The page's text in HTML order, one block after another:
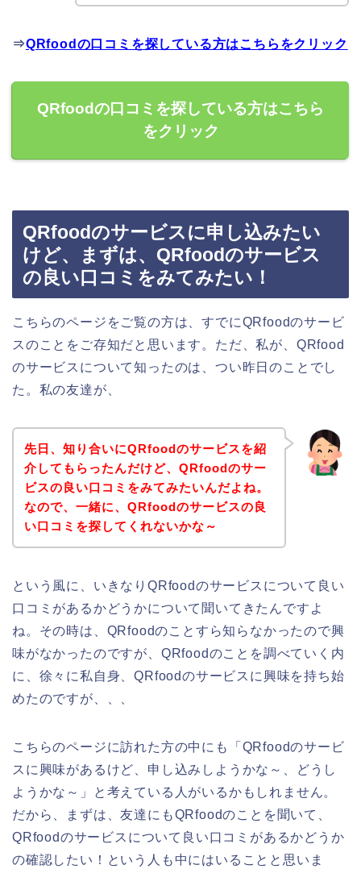
⇒QRfoodの口コミを探している方はこちらをクリック
QRfoodの口コミを探している方はこちら
をクリック
QRfoodのサービスに申し込みたい
けど、まずは、QRfoodのサービス
の良い口コミをみてみたい！
こちらのページをご覧の方は、すでにQRfoodのサービ
スのことをご存知だと思います。ただ、私が、QRfood
のサービスについて知ったのは、つい昨日のことでし
た。私の友達が、
先日、知り合いにQRfoodのサービスを紹
介してもらったんだけど、QRfoodのサー
ビスの良い口コミをみてみたいんだよね。
なので、一緒に、QRfoodのサービスの良
い口コミを探してくれないかな～
という風に、いきなりQRfoodのサービスについて良い
口コミがあるかどうかについて聞いてきたんですよ
ね。その時は、QRfoodのことすら知らなかったので興
味がなかったのですが、QRfoodのことを調べていく内
に、徐々に私自身、QRfoodのサービスに興味を持ち始
めたのですが、、、
こちらのページに訪れた方の中にも「QRfoodのサービ
スに興味があるけど、申し込みしようかな～、どうし
ようかな～」と考えている人がいるかもしれません。
だから、まずは、友達にもQRfoodのことを聞いて、
QRfoodのサービスについて良い口コミがあるかどうか
の確認したい！という人も中にはいることと思いま